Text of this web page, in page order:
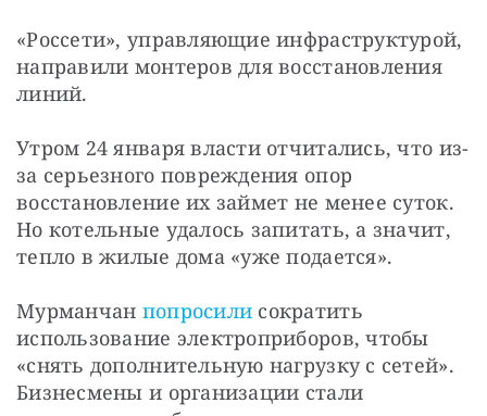
«Россети», управляющие инфраструктурой,
направили монтеров для восстановления
линий.
Утром 24 января власти отчитались, что из-
за серьезного повреждения опор
восстановление их займет не менее суток.
Но котельные удалось запитать, а значит,
тепло в жилые дома «уже подается».
Мурманчан попросили сократить
использование электроприборов, чтобы
«снять дополнительную нагрузку с сетей».
Бизнесмены и организации стали